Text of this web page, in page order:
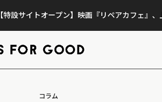
【特設サイトオープン】映画『リペアカフェ』
コラム